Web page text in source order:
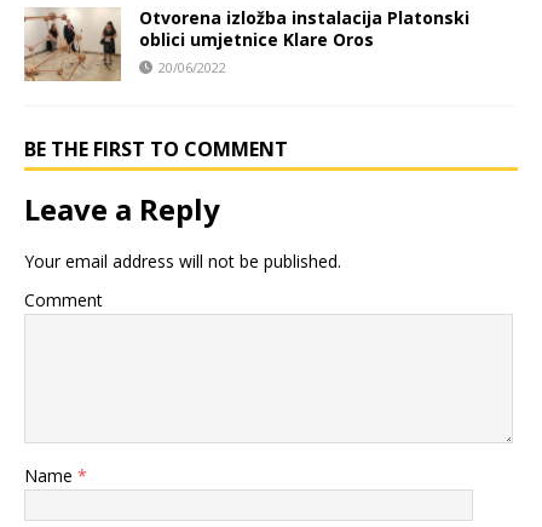
Otvorena izložba instalacija Platonski
oblici umjetnice Klare Oros
20/06/2022
BE THE FIRST TO COMMENT
Leave a Reply
Your email address will not be published.
Comment
Name *